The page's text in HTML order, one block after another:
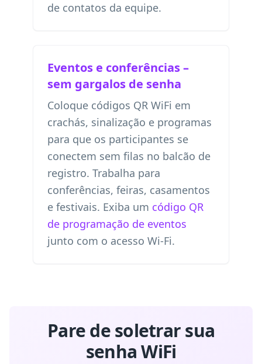
de contatos da equipe.
Eventos e conferências –
sem gargalos de senha
Coloque códigos QR WiFi em
crachás, sinalização e programas
para que os participantes se
conectem sem filas no balcão de
registro. Trabalha para
conferências, feiras, casamentos
e festivais. Exiba um código QR
de programação de eventos
junto com o acesso Wi-Fi.
Pare de soletrar sua
senha WiFi